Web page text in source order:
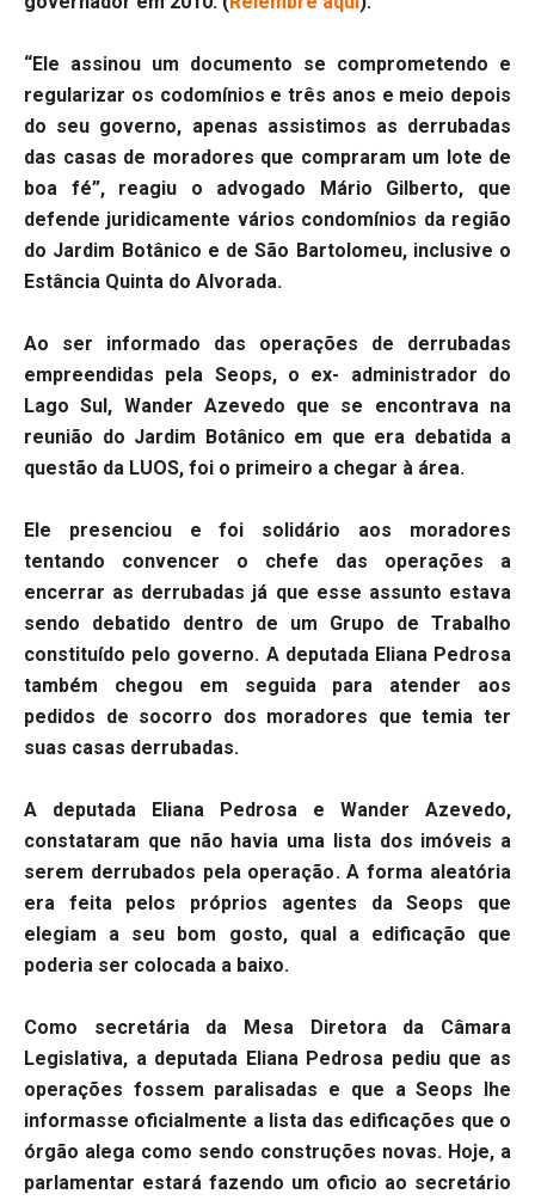
“Ele assinou um documento se comprometendo e
regularizar os codomínios e três anos e meio depois
do seu governo, apenas assistimos as derrubadas
das casas de moradores que compraram um lote de
boa fé”, reagiu o advogado Mário Gilberto, que
defende juridicamente vários condomínios da região
do Jardim Botânico e de São Bartolomeu, inclusive o
Estância Quinta do Alvorada.
Ao ser informado das operações de derrubadas
empreendidas pela Seops, o ex- administrador do
Lago Sul, Wander Azevedo que se encontrava na
reunião do Jardim Botânico em que era debatida a
questão da LUOS, foi o primeiro a chegar à área.
Ele presenciou e foi solidário aos moradores
tentando convencer o chefe das operações a
encerrar as derrubadas já que esse assunto estava
sendo debatido dentro de um Grupo de Trabalho
constituído pelo governo. A deputada Eliana Pedrosa
também chegou em seguida para atender aos
pedidos de socorro dos moradores que temia ter
suas casas derrubadas.
A deputada Eliana Pedrosa e Wander Azevedo,
constataram que não havia uma lista dos imóveis a
serem derrubados pela operação. A forma aleatória
era feita pelos próprios agentes da Seops que
elegiam a seu bom gosto, qual a edificação que
poderia ser colocada a baixo.
Como secretária da Mesa Diretora da Câmara
Legislativa, a deputada Eliana Pedrosa pediu que as
operações fossem paralisadas e que a Seops lhe
informasse oficialmente a lista das edificações que o
órgão alega como sendo construções novas. Hoje, a
parlamentar estará fazendo um oficio ao secretário